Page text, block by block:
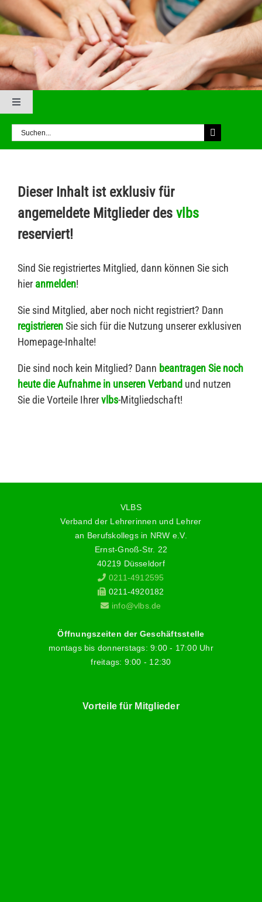
Zum
Inhalt
springen
Toggle
Navigation
BBW Index
Hauptseite
Suche
nach:
Dieser Inhalt ist exklusiv für
angemeldete Mitglieder des vlbs
reserviert!
Sind Sie registriertes Mitglied, dann können Sie sich
hier anmelden!
Sie sind Mitglied, aber noch nicht registriert? Dann
registrierenSie sich für die Nutzung unserer exklusiven
Homepage-Inhalte!
Die sind noch kein Mitglied? Dann beantragen Sie noch
heute die Aufnahme in unseren Verband und nutzen
Sie die Vorteile Ihrervlbs-Mitgliedschaft!
VLBS
Verband der Lehrerinnen und Lehrer
an Berufskollegs in NRW e.V.
Ernst-Gnoß-Str. 22
40219 Düsseldorf
0211-4912595
0211-4920182
info@vlbs.de
Öffnungszeiten der Geschäftsstelle
montags bis donnerstags: 9:00 - 17:00 Uhr
freitags: 9:00 - 12:30
Vorteile für Mitglieder